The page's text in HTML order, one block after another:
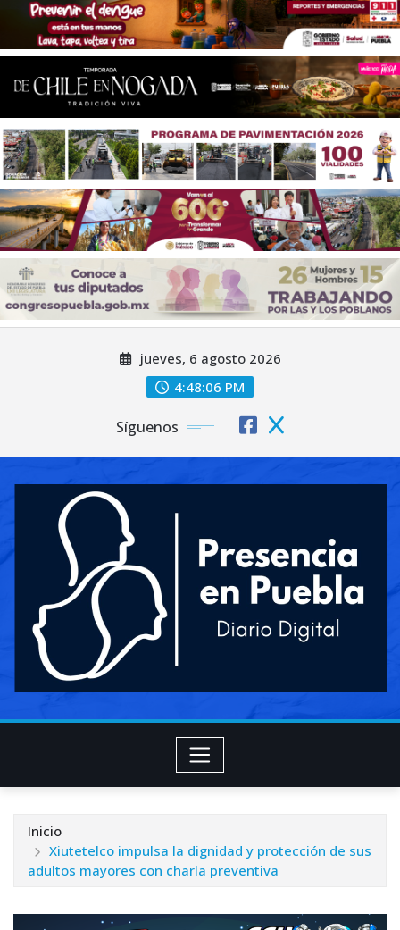
jueves, 6 agosto 2026
4:48:08 PM
Síguenos
Inicio
Xiutetelco impulsa la dignidad y protección de sus
adultos mayores con charla preventiva